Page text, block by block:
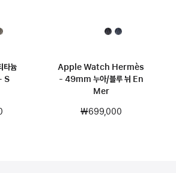
타늄
S
Apple Watch Hermès
- 49mm 누아/블루 뉘 En
Mer
₩699,000